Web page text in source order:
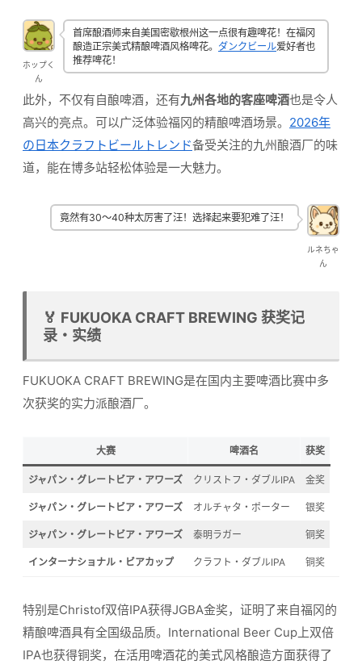
ホップく
ん
首席酿酒师来自美国密歇根州这一点很有趣啤花！在福冈
酿造正宗美式精酿啤酒风格啤花。 ダンクビール爱好者也
推荐啤花！
此外，不仅有自酿啤酒，还有九州各地的客座啤酒也是令人
高兴的亮点。可以广泛体验福冈的精酿啤酒场景。 2026年
の日本クラフトビールトレンド备受关注的九州酿酒厂的味
道，能在博多站轻松体验是一大魅力。
ルネちゃ
ん
竟然有30〜40种太厉害了汪！选择起来要犯难了汪！
🏅 FUKUOKA CRAFT BREWING 获奖记
录・实绩
FUKUOKA CRAFT BREWING是在国内主要啤酒比赛中多
次获奖的实力派酿酒厂。
大赛 啤酒名 获奖
ジャパン・グレートビア・アワーズ クリストフ・ダブルIPA 金奖
ジャパン・グレートビア・アワーズ オルチャタ・ポーター 银奖
ジャパン・グレートビア・アワーズ 泰明ラガー 铜奖
インターナショナル・ビアカップ クラフト・ダブルIPA 铜奖
特别是Christof双倍IPA获得JGBA金奖，证明了来自福冈的
精酿啤酒具有全国级品质。International Beer Cup上双倍
IPA也获得铜奖，在活用啤酒花的美式风格酿造方面获得了